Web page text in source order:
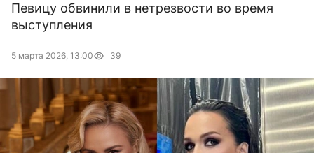
Певицу обвинили в нетрезвости во время
выступления
5 марта 2026, 13:00 39